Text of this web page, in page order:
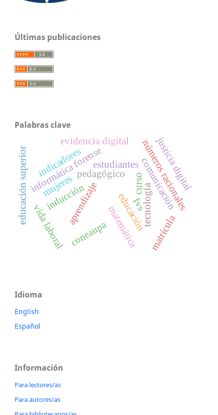
Últimas publicaciones
Palabras clave
comunicación
educacióntecnología
curso
aprendizaje
matemática
números racionales
inducción
vida laboral
estudiantes
informática forense
evidencia digital justicia digital
educación superior mujeres
matrícula
indicadores
coneaupa
fvs
pedagógico
Idioma
English
Español
Información
Para lectores/as
Para autores/as